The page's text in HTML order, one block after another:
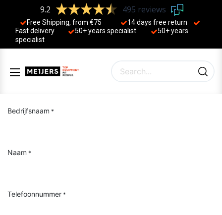
9.2 495 reviews
Free Shipping, from €75
14 days free return
Fast delivery
50+ years ​specialist
50+ years ​
specialist
Bedrijfsnaam *
Naam *
Telefoonnummer *